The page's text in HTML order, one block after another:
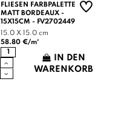
FLIESEN FARBPALETTE
MATT BORDEAUX -
15X15CM - FV2702449
15.0 X 15.0 cm
58.80 €/m²
IN DEN
WARENKORB